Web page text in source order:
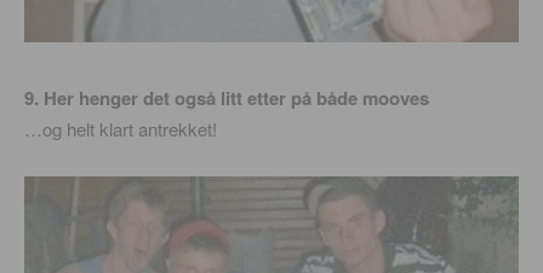
9. Her henger det også litt etter på både mooves
…og helt klart antrekket!